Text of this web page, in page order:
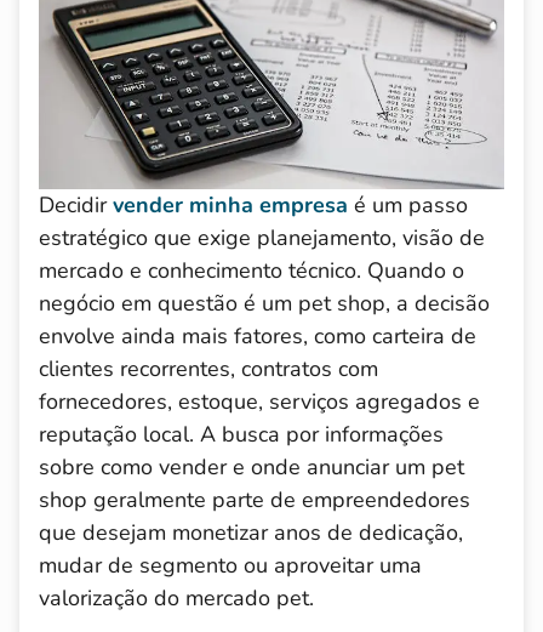
Decidirvender minha empresa é um passo
estratégico que exige planejamento, visão de
mercado e conhecimento técnico. Quando o
negócio em questão é um pet shop, a decisão
envolve ainda mais fatores, como carteira de
clientes recorrentes, contratos com
fornecedores, estoque, serviços agregados e
reputação local. A busca por informações
sobre como vender e onde anunciar um pet
shop geralmente parte de empreendedores
que desejam monetizar anos de dedicação,
mudar de segmento ou aproveitar uma
valorização do mercado pet.